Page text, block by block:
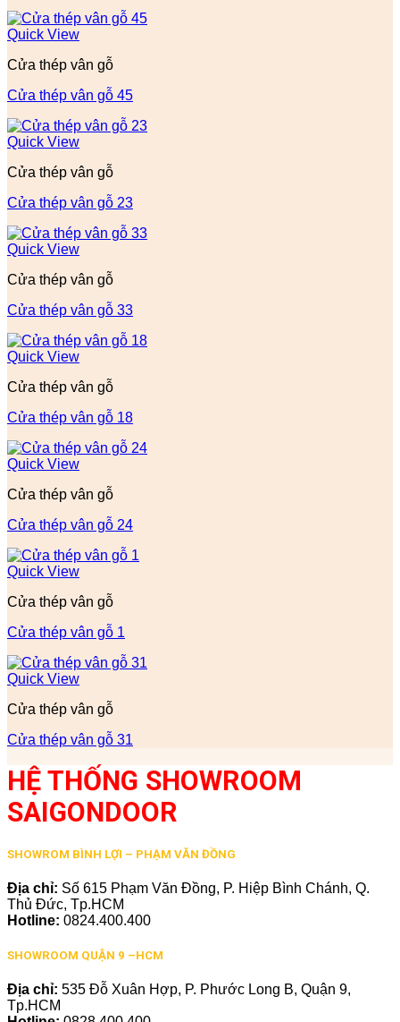
Quick View
Cửa thép vân gỗ
Cửa thép vân gỗ 45
Quick View
Cửa thép vân gỗ
Cửa thép vân gỗ 23
Quick View
Cửa thép vân gỗ
Cửa thép vân gỗ 33
Quick View
Cửa thép vân gỗ
Cửa thép vân gỗ 18
Quick View
Cửa thép vân gỗ
Cửa thép vân gỗ 24
Quick View
Cửa thép vân gỗ
Cửa thép vân gỗ 1
Quick View
Cửa thép vân gỗ
Cửa thép vân gỗ 31
HỆ THỐNG SHOWROOM
SAIGONDOOR
SHOWROM BÌNH LỢI – PHẠM VĂN ĐỒNG
Địa chỉ: Số 615 Phạm Văn Đồng, P. Hiệp Bình Chánh, Q.
Thủ Đức, Tp.HCM
Hotline: 0824.400.400
SHOWROOM QUẬN 9 –HCM
Địa chỉ: 535 Đỗ Xuân Hợp, P. Phước Long B, Quận 9,
Tp.HCM